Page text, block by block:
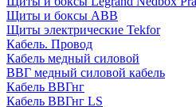
Щиты и боксы ABB
Щиты электрические Tekfor
Кабель. Провод
Кабель медный силовой
ВВГ медный силовой кабель
Кабель ВВГнг
Кабель ВВГнг LS